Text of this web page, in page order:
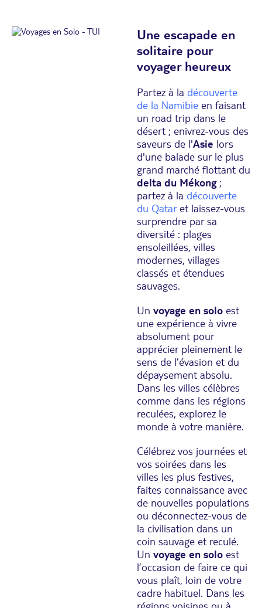
Une escapade en
solitaire pour
voyager heureux
Partez à la découverte
de la Namibie en faisant
un road trip dans le
désert ; enivrez-vous des
saveurs de l'Asie lors
d'une balade sur le plus
grand marché flottant du
delta du Mékong;
partez à la découverte
du Qataret laissez-vous
surprendre par sa
diversité : plages
ensoleillées, villes
modernes, villages
classés et étendues
sauvages.
Un voyage en solo est
une expérience à vivre
absolument pour
apprécier pleinement le
sens de l’évasion et du
dépaysement absolu.
Dans les villes célèbres
comme dans les régions
reculées, explorez le
monde à votre manière.
Célébrez vos journées et
vos soirées dans les
villes les plus festives,
faites connaissance avec
de nouvelles populations
ou déconnectez-vous de
la civilisation dans un
coin sauvage et reculé.
Un voyage en solo est
l’occasion de faire ce qui
vous plaît, loin de votre
cadre habituel. Dans les